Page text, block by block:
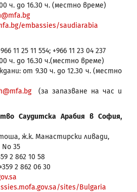
ч. до 16.30 ч. (местно време)
embassies/saudiarabia
11 25 11 554; +966 11 23 04 237
ч. до 16.30 ч.(местно време)
от 9.30 ч. до 12.30 ч. (местно
(за запазване на час и
Саудитска Арабия в София,
ж.к. Манастирски ливади,
35
2 862 10 58
2 862 06 30
sites/Bulgaria